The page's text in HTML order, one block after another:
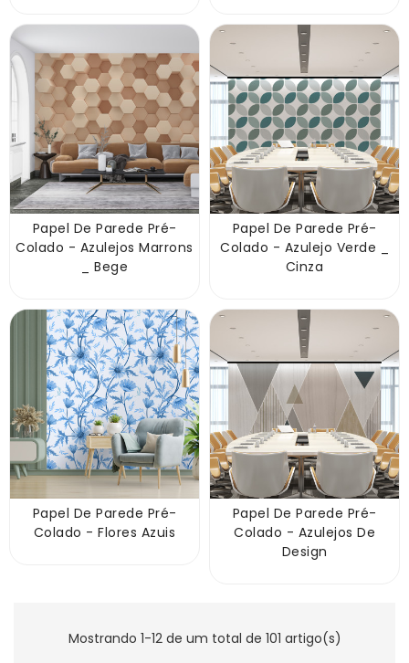
Papel De Parede Pré-
Colado - Azulejos Marrons
_ Bege
Papel De Parede Pré-
Colado - Azulejo Verde _
Cinza
Papel De Parede Pré-
Colado - Flores Azuis
Papel De Parede Pré-
Colado - Azulejos De
Design
Mostrando 1-12 de um total de 101 artigo(s)